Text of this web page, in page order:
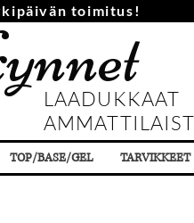
toimitus!
LAADUKKAAT
TOP/BASE/GEL TARVIKKEET